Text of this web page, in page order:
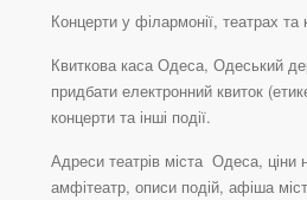
Концерти у філармонії, театрах та
Квиткова каса Одеса, Одеський
придбати електронний квиток
концерти та інші події.
Адреси театрів міста Одеса, ціни
амфітеатр, описи подій, афіша